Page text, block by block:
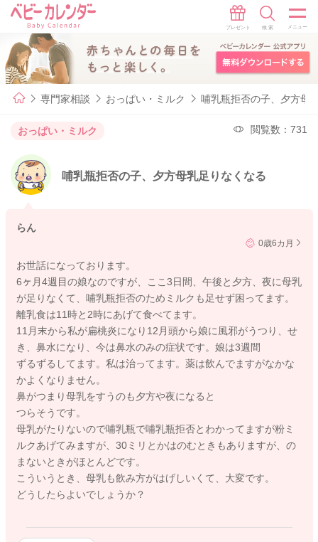
専門家相談 おっぱい・ミルク 哺乳瓶拒否の子、夕方母
おっぱい・ミルク 閲覧数：731
哺乳瓶拒否の子、夕方母乳足りなくなる
らん
0歳6カ月
お世話になっております。
6ヶ月4週目の娘なのですが、ここ3日間、午後と夕方、夜に母乳
が足りなくて、哺乳瓶拒否のためミルクも足せず困ってます。
離乳食は11時と2時にあげて食べてます。
11月末から私が扁桃炎になり12月頭から娘に風邪がうつり、せ
き、鼻水になり、今は鼻水のみの症状です。娘は3週間
ずるずるしてます。私は治ってます。薬は飲んでますがなかな
かよくなりません。
鼻がつまり母乳をすうのも夕方や夜になると
つらそうです。
母乳がたりないので哺乳瓶で哺乳瓶拒否とわかってますが粉ミ
ルクあげてみますが、30ミリとかはのむときもありますが、の
まないときがほとんどです。
こういうとき、母乳も飲み方がはげしいくて、大変です。
どうしたらよいでしょうか？